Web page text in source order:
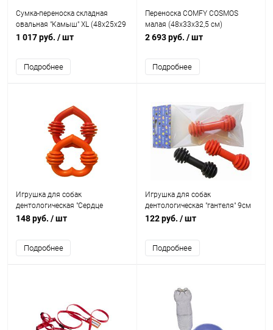
Сумка-переноска складная
овальная "Камыш" XL (48х25х29
см), для собак и кошек
1 017 руб. / шт
Подробнее
Переноска COMFY COSMOS
малая (48х33х32,5 см)
2 693 руб. / шт
Подробнее
Игрушка для собак
дентологическая "Сердце
148 руб. / шт
Подробнее
Игрушка для собак
дентологическая "гантеля" 9см
122 руб. / шт
Подробнее